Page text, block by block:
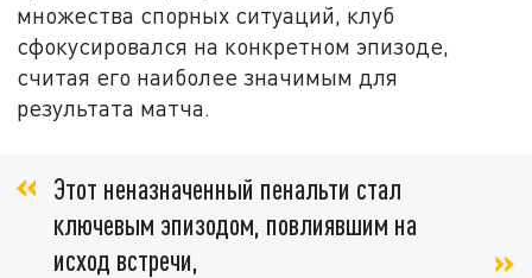
множества спорных ситуаций, клуб
сфокусировался на конкретном эпизоде,
считая его наиболее значимым для
результата матча.
Этот неназначенный пенальти стал
ключевым эпизодом, повлиявшим на
исход встречи,